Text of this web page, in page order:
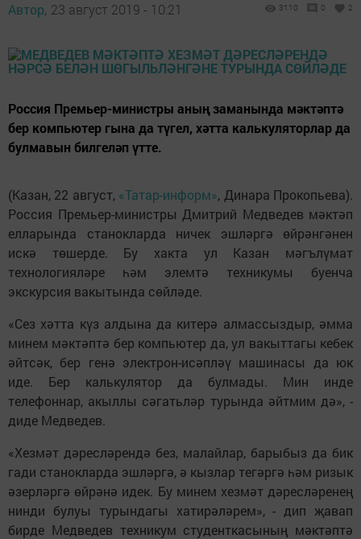
Автор, 23 август 2019 - 10:21 3110 0 2
Россия Премьер-министры аның заманында мәктәптә
бер компьютер гына да түгел, хәтта калькуляторлар да
булмавын билгеләп үтте.
(Казан, 22 август, «Татар-информ», Динара Прокопьева).
Россия Премьер-министры Дмитрий Медведев мәктәп
елларында станокларда ничек эшләргә өйрәнгәнен
искә төшерде. Бу хакта ул Казан мәгълүмат
технологияләре һәм элемтә техникумы буенча
экскурсия вакытында сөйләде.
«Сез хәтта күз алдына да китерә алмассыздыр, әмма
минем мәктәптә бер компьютер да, ул вакыттагы кебек
әйтсәк, бер генә электрон-исәпләү машинасы да юк
иде. Бер калькулятор да булмады. Мин инде
телефоннар, акыллы сәгатьләр турында әйтмим дә», -
диде Медведев.
«Хезмәт дәресләрендә без, малайлар, барыбыз да бик
гади станокларда эшләргә, ә кызлар тегәргә һәм ризык
әзерләргә өйрәнә идек. Бу минем хезмәт дәресләренең
нинди булуы турындагы хатирәләрем», - дип җавап
бирде Медведев техникум студенткасының мәктәптә